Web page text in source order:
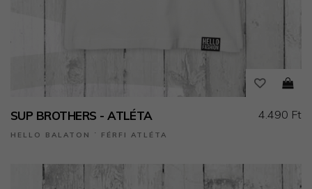
SUP BROTHERS - ATLÉTA
HELLO BALATON ˙ FÉRFI ATLÉTA
4.490 Ft